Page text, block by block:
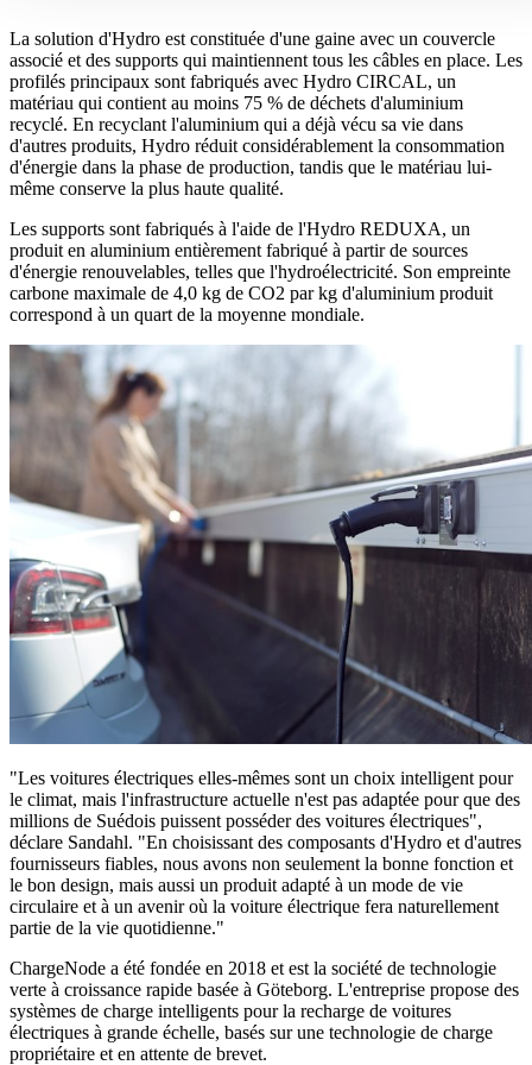
La solution d'Hydro est constituée d'une gaine avec un couvercle
associé et des supports qui maintiennent tous les câbles en place. Les
profilés principaux sont fabriqués avec Hydro CIRCAL, un
matériau qui contient au moins 75 % de déchets d'aluminium
recyclé. En recyclant l'aluminium qui a déjà vécu sa vie dans
d'autres produits, Hydro réduit considérablement la consommation
d'énergie dans la phase de production, tandis que le matériau lui-
même conserve la plus haute qualité.
Les supports sont fabriqués à l'aide de l'Hydro REDUXA, un
produit en aluminium entièrement fabriqué à partir de sources
d'énergie renouvelables, telles que l'hydroélectricité. Son empreinte
carbone maximale de 4,0 kg de CO2 par kg d'aluminium produit
correspond à un quart de la moyenne mondiale.
"Les voitures électriques elles-mêmes sont un choix intelligent pour
le climat, mais l'infrastructure actuelle n'est pas adaptée pour que des
millions de Suédois puissent posséder des voitures électriques",
déclare Sandahl. "En choisissant des composants d'Hydro et d'autres
fournisseurs fiables, nous avons non seulement la bonne fonction et
le bon design, mais aussi un produit adapté à un mode de vie
circulaire et à un avenir où la voiture électrique fera naturellement
partie de la vie quotidienne."
ChargeNode a été fondée en 2018 et est la société de technologie
verte à croissance rapide basée à Göteborg. L'entreprise propose des
systèmes de charge intelligents pour la recharge de voitures
électriques à grande échelle, basés sur une technologie de charge
propriétaire et en attente de brevet.